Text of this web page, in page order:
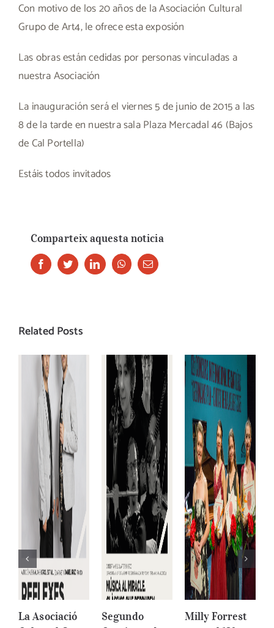
Con motivo de los 20 años de la Asociación Cultural
Grupo de Art4, le ofrece esta exposión
Las obras están cedidas por personas vinculadas a
nuestra Asociación
La inauguración será el viernes 5 de junio de 2015 a las
8 de la tarde en nuestra sala Plaza Mercadal 46 (Bajos
de Cal Portella)
Estáis todos invitados
Comparteix aquesta noticia
FacebookTwitterLinkedInWhatsappEmail
Related Posts
La Asociació
Segundo
Milly Forrest